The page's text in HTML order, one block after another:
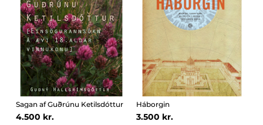
Sagan af Guðrúnu Ketilsdóttur
4.500 kr.
Háborgin
3.500 kr.